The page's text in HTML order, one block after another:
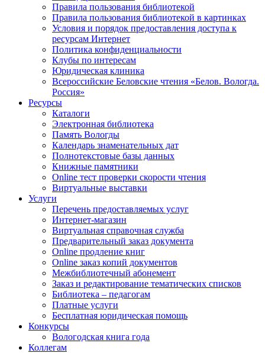
Правила пользования библиотекой
Правила пользования библиотекой в картинках
Условия и порядок предоставления доступа к
ресурсам Интернет
Политика конфиденциальности
Клубы по интересам
Юридическая клиника
Всероссийские Беловские чтения «Белов. Вологда.
Россия»
Ресурсы
Каталоги
Электронная библиотека
Память Вологды
Календарь знаменательных дат
Полнотекстовые базы данных
Книжные памятники
Online тест проверки скорости чтения
Виртуальные выставки
Услуги
Перечень предоставляемых услуг
Интернет-магазин
Виртуальная справочная служба
Предварительный заказ документа
Online продление книг
Online заказ копий документов
Межбиблиотечный абонемент
Заказ и редактирование тематических списков
Библиотека – педагогам
Платные услуги
Бесплатная юридическая помощь
Конкурсы
Вологодская книга года
Коллегам